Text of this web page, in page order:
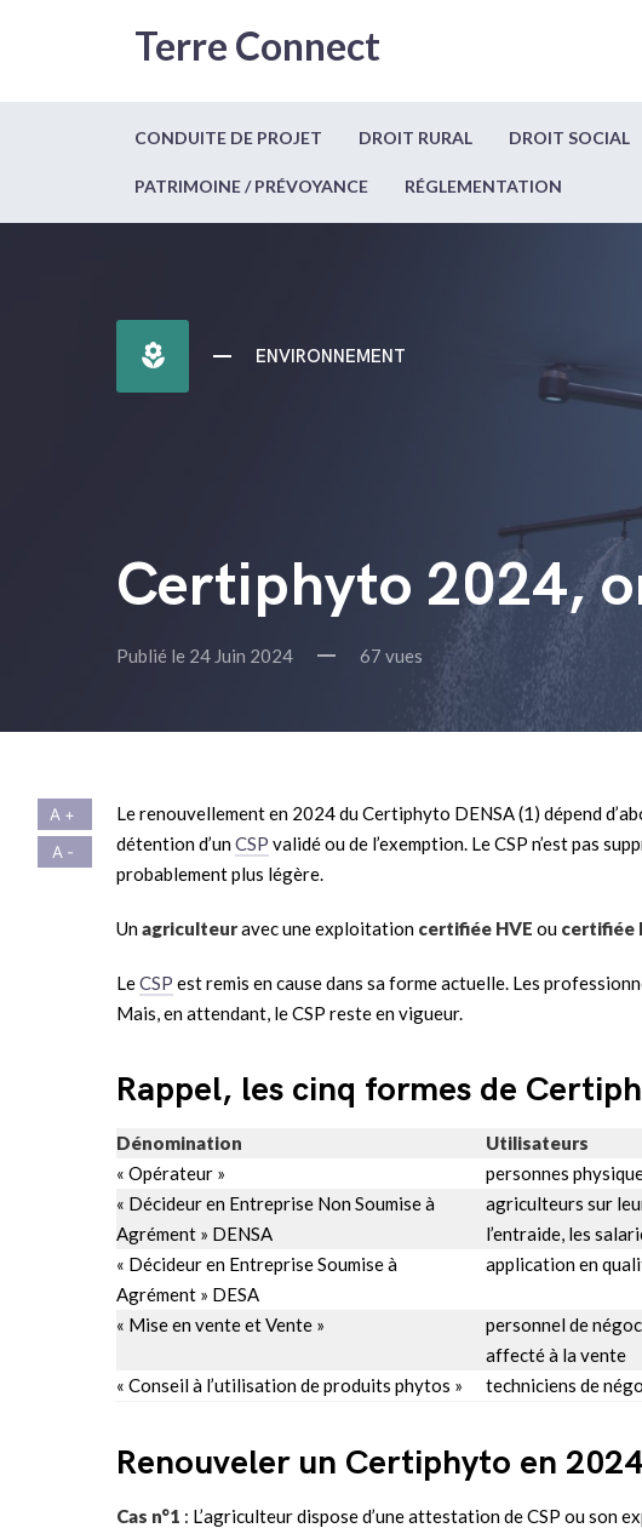
Terre Connect
CONDUITE DE PROJET DROIT RURAL DROIT SOCIAL
PATRIMOINE / PRÉVOYANCE RÉGLEMENTATION
local_florist ENVIRONNEMENT
Certiphyto 2024,
Publié le 24 Juin 2024 67 vues
Le renouvellement en 2024 du Certiphyto DENSA (1) dépend
détention d’unCSP validé ou de l’exemption. Le CSP n’est pas
probablement plus légère.
Unagriculteuravec une exploitation certifiée HVE ou certifiée
LeCSP est remis en cause dans sa forme actuelle. Les
Mais, en attendant, le CSP reste en vigueur.
Rappel, les cinq formes de
Dénomination
Utilisateurs
« Opérateur »
personnes
« Décideur en Entreprise Non Soumise à
Agrément » DENSA
agriculteurs sur
l’entraide, les
« Décideur en Entreprise Soumise à
Agrément » DESA
application en
« Mise en vente et Vente »
personnel de
affecté à la vente
« Conseil à l’utilisation de produits phytos »
techniciens de
Renouveler un Certiphyto en 2024
Cas n°1 : L’agriculteur dispose d’une attestation de CSP ou